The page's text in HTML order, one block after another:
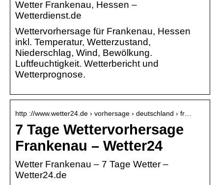
Wetter Frankenau, Hessen –
Wetterdienst.de
Wettervorhersage für Frankenau, Hessen
inkl. Temperatur, Wetterzustand,
Niederschlag, Wind, Bewölkung.
Luftfeuchtigkeit. Wetterbericht und
Wetterprognose.
http ://www.wetter24.de › vorhersage › deutschland › fr…
7 Tage Wettervorhersage
Frankenau – Wetter24
Wetter Frankenau – 7 Tage Wetter –
Wetter24.de